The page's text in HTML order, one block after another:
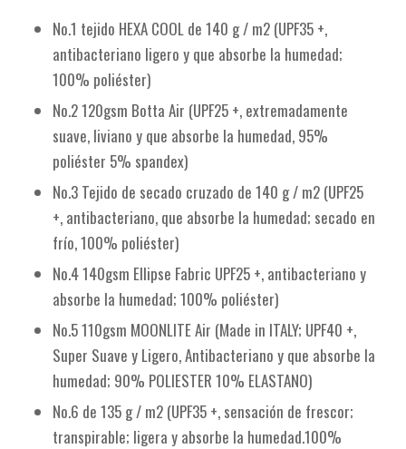
No.1 tejido HEXA COOL de 140 g / m2 (UPF35 +,
antibacteriano ligero y que absorbe la humedad;
100% poliéster)
No.2 120gsm Botta Air (UPF25 +, extremadamente
suave, liviano y que absorbe la humedad, 95%
poliéster 5% spandex)
No.3 Tejido de secado cruzado de 140 g / m2 (UPF25
+, antibacteriano, que absorbe la humedad; secado en
frío, 100% poliéster)
No.4 140gsm Ellipse Fabric UPF25 +, antibacteriano y
absorbe la humedad; 100% poliéster)
No.5 110gsm MOONLITE Air (Made in ITALY; UPF40 +,
Super Suave y Ligero, Antibacteriano y que absorbe la
humedad; 90% POLIESTER 10% ELASTANO)
No.6 de 135 g / m2 (UPF35 +, sensación de frescor;
transpirable; ligera y absorbe la humedad.100%